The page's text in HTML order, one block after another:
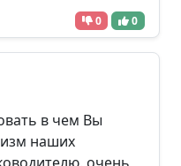
0 0
в чем Вы
наших